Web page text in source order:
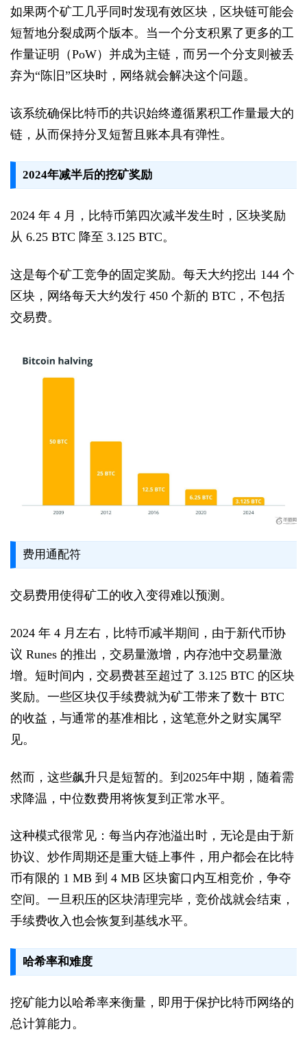
如果两个矿工几乎同时发现有效区块，区块链可能会
短暂地分裂成两个版本。当一个分支积累了更多的工
作量证明（PoW）并成为主链，而另一个分支则被丢
弃为“陈旧”区块时，网络就会解决这个问题。
该系统确保比特币的共识始终遵循累积工作量最大的
链，从而保持分叉短暂且账本具有弹性。
2024年减半后的挖矿奖励
2024 年 4 月，比特币第四次减半发生时，区块奖励
从 6.25 BTC 降至 3.125 BTC。
这是每个矿工竞争的固定奖励。每天大约挖出 144 个
区块，网络每天大约发行 450 个新的 BTC，不包括
交易费。
费用通配符
交易费用使得矿工的收入变得难以预测。
2024 年 4 月左右，比特币减半期间，由于新代币协
议 Runes 的推出，交易量激增，内存池中交易量激
增。短时间内，交易费甚至超过了 3.125 BTC 的区块
奖励。一些区块仅手续费就为矿工带来了数十 BTC
的收益，与通常的基准相比，这笔意外之财实属罕
见。
然而，这些飙升只是短暂的。到2025年中期，随着需
求降温，中位数费用将恢复到正常水平。
这种模式很常见：每当内存池溢出时，无论是由于新
协议、炒作周期还是重大链上事件，用户都会在比特
币有限的 1 MB 到 4 MB 区块窗口内互相竞价，争夺
空间。一旦积压的区块清理完毕，竞价战就会结束，
手续费收入也会恢复到基线水平。
哈希率和难度
挖矿能力以哈希率来衡量，即用于保护比特币网络的
总计算能力。